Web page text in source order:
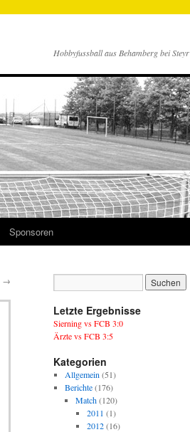
Hobbyfussball aus Behamberg bei Steyr
Sponsoren
→
Letzte Ergebnisse
Sierning vs FCB 3:0
Ärzte vs FCB 3:5
Kategorien
Allgemein (51)
Berichte(176)
Match(120)
2011 (1)
2012(16)